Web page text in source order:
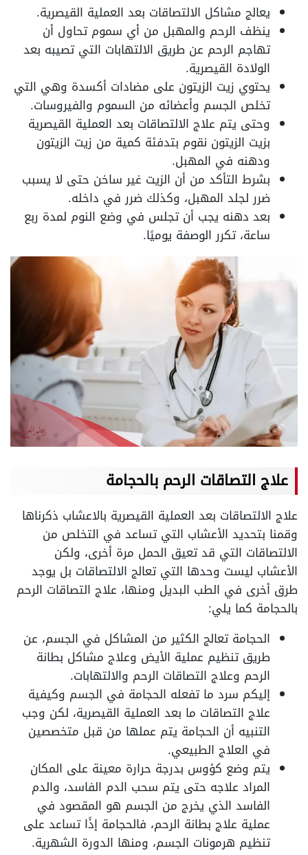
يعالج مشاكل الالتصاقات بعد العملية القيصرية.
ينظف الرحم والمهبل من أي سموم تحاول أن
تهاجم الرحم عن طريق الالتهابات التي تصيبه بعد
الولادة القيصرية.
يحتوي زيت الزيتون على مضادات أكسدة وهي التي
تخلص الجسم وأعضائه من السموم والفيروسات.
وحتى يتم علاج الالتصاقات بعد العملية القيصرية
بزيت الزيتون نقوم بتدفئة كمية من زيت الزيتون
ودهنه في المهبل.
بشرط التأكد من أن الزيت غير ساخن حتى لا يسبب
ضرر لجلد المهبل، وكذلك ضرر في داخله.
بعد دهنه يجب أن تجلس في وضع النوم لمدة ربع
ساعة، تكرر الوصفة يوميًا.
علاج التصاقات الرحم بالحجامة
علاج الالتصاقات بعد العملية القيصرية بالاعشاب ذكرناها
وقمنا بتحديد الأعشاب التي تساعد في التخلص من
الالتصاقات التي قد تعيق الحمل مرة أخرى، ولكن
الأعشاب ليست وحدها التي تعالج الالتصاقات بل يوجد
طرق أخرى في الطب البديل ومنها، علاج التصاقات الرحم
بالحجامة كما يلي:
الحجامة تعالج الكثير من المشاكل في الجسم، عن
طريق تنظيم عملية الأيض وعلاج مشاكل بطانة
الرحم وعلاج التصاقات الرحم والالتهابات.
إليكم سرد ما تفعله الحجامة في الجسم وكيفية
علاج التصاقات ما بعد العملية القيصرية، لكن وجب
التنبيه أن الحجامة يتم عملها من قبل متخصصين
في العلاج الطبيعي.
يتم وضع كؤوس بدرجة حرارة معينة على المكان
المراد علاجه حتى يتم سحب الدم الفاسد، والدم
الفاسد الذي يخرج من الجسم هو المقصود في
عملية علاج بطانة الرحم، فالحجامة إذًا تساعد على
تنظيم هرمونات الجسم، ومنها الدورة الشهرية.